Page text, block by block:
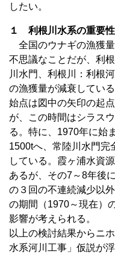
したい。
１ 利根川水系の重要性
全国のウナギの漁獲量
不思議なことだが、利
川水門、利根川：利根
の漁獲量が減衰してい
始点は図中の矢印の起
が、この時間はシラス
る。特に、1970年に始
1500tへ、常陸川水門完
している。霞ヶ浦水資
あるが、その7～8年後
の３回の不連続減少以
の期間（1970～現在）
影響が考えられる。
以上の検討結果からニ
水系河川工事」仮説が